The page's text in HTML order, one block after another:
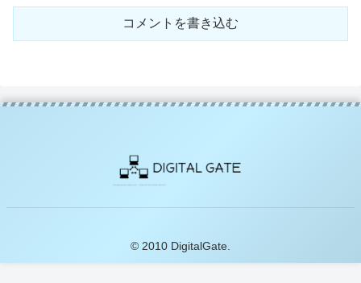
コメントを書き込む
© 2010 DigitalGate.